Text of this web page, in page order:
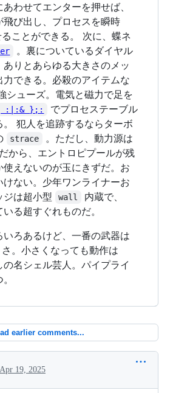
わせてエンターを押せば、
飛び出し、プロセスを瞬時
ることができる。 次に、蝶ネ
。裏についているダイヤル
ありとあらゆる大きさのメッ
力できる。必殺のアイテムな
シューズ。電気と磁力で足を
:|:& };:
でプロセステーブル
。 犯人を追跡するならターボ
strace 。ただし、動力源は
だから、エントロピプールが残
使えないのが玉にきずだ。お
けない。少年ワンライナーお
ジは超小型
wall 内蔵で、
いる超すぐれものだ。
ろあるけど、一番の武器は
さ。小さくなっても動作は
名シェル芸人。パイプライ
earlier comments...
Apr 19, 2025